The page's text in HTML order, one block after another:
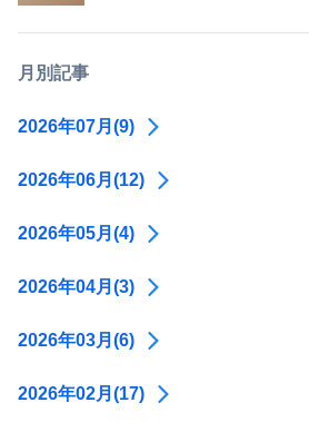
月別記事
2026年07月(9)
2026年06月(12)
2026年05月(4)
2026年04月(3)
2026年03月(6)
2026年02月(17)